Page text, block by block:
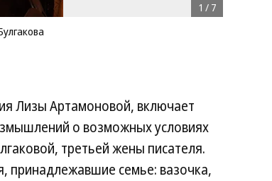
1 / 7
Лизы Артамоновой, включает
о возможных условиях
третьей жены писателя.
семье: вазочка,